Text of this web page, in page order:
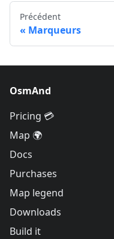
Précédent
Marqueurs
OsmAnd
Pricing 💳
Map 🌍
Docs
Purchases
Map legend
Downloads
Build it